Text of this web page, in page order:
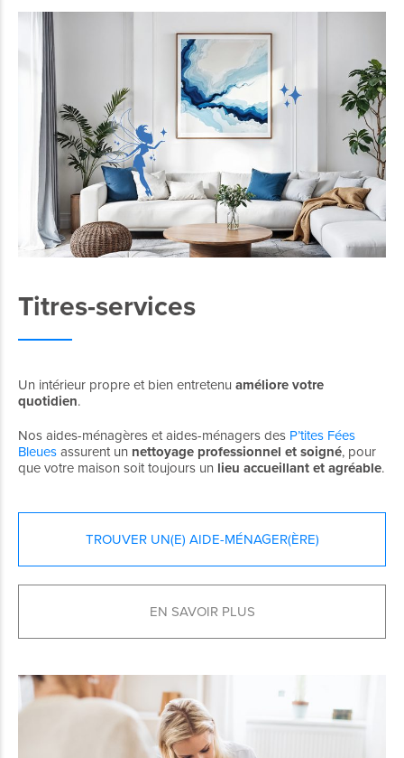
Titres-services
Un intérieur propre et bien entretenu améliore votre
quotidien.
Nos aides-ménagères et aides-ménagers des P’tites Fées
Bleues assurent un nettoyage professionnel et soigné, pour
que votre maison soit toujours un lieu accueillant et agréable.
TROUVER UN(E) AIDE-MÉNAGER(ÈRE)
EN SAVOIR PLUS